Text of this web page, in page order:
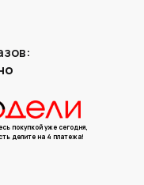
покупкой уже сегодня,
делите на 4 платежа!